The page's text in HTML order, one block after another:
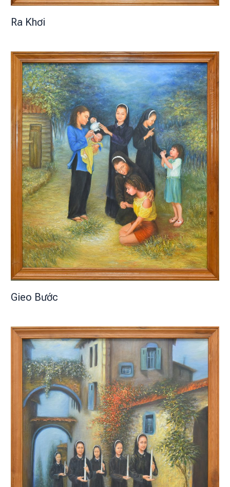
Ra Khơi
Gieo Bước